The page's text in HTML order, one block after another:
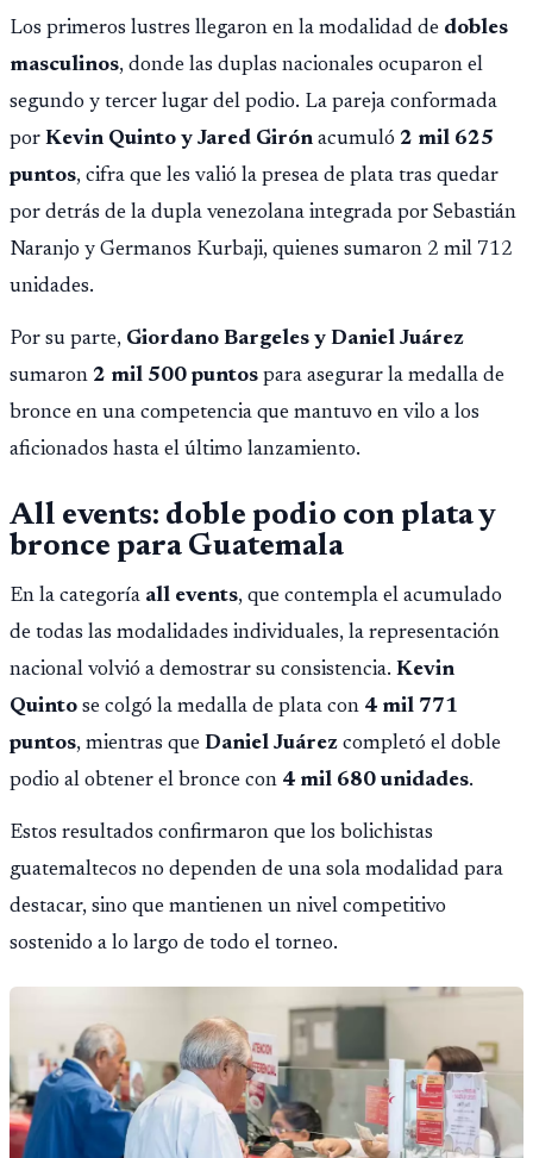
opere en Guatemala a partir de julio, tras un intento
fallido con la administración anterior del Ministerio
Público.
Los primeros lustres llegaron en la modalidad de dobles
masculinos, donde las duplas nacionales ocuparon el
segundo y tercer lugar del podio. La pareja conformada
por Kevin Quinto y Jared Girón acumuló 2 mil 625
puntos, cifra que les valió la presea de plata tras quedar
por detrás de la dupla venezolana integrada por Sebastián
Naranjo y Germanos Kurbaji, quienes sumaron 2 mil 712
unidades.
Por su parte, Giordano Bargeles y Daniel Juárez
sumaron 2 mil 500 puntos para asegurar la medalla de
bronce en una competencia que mantuvo en vilo a los
aficionados hasta el último lanzamiento.
All events: doble podio con plata y
bronce para Guatemala
En la categoría all events, que contempla el acumulado
de todas las modalidades individuales, la representación
nacional volvió a demostrar su consistencia. Kevin
Quinto se colgó la medalla de plata con 4 mil 771
puntos, mientras que Daniel Juárez completó el doble
podio al obtener el bronce con 4 mil 680 unidades.
Estos resultados confirmaron que los bolichistas
guatemaltecos no dependen de una sola modalidad para
destacar, sino que mantienen un nivel competitivo
sostenido a lo largo de todo el torneo.